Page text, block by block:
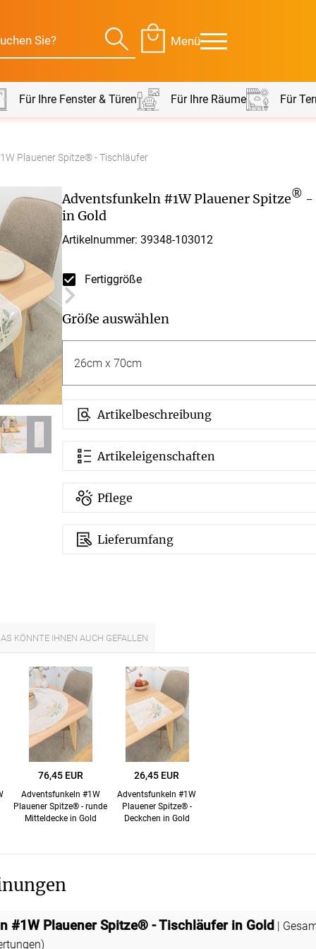
Menü
Mass
Für Ihre Räume
Kissen
Alle Kissen
Massanfertigung
Massanfertigung
Alle Dekostoffe
Zubehör
Alle
Kostenloser Musterversand
Versandinformation
Reklamation
Widerruf
Für Ihre Fenster & Türen Für Ihre Räume Für
Plauener Spitze® - Tischläufer
Adventsfunkeln #1W Plauener Spitze® -
in Gold
Artikelnummer: 39348-103012
Fertiggröße
Größe auswählen
Artikelbeschreibung
Artikeleigenschaften
Pflege
Lieferumfang
KÖNNTE IHNEN AUCH GEFALLEN
76,45 EUR
Adventsfunkeln #1W
Plauener Spitze® - runde
Mitteldecke in Gold
26,45 EUR
Adventsfunkeln #1W
Plauener Spitze® -
Deckchen in Gold
#1W Plauener Spitze® - Tischläufer in Gold |